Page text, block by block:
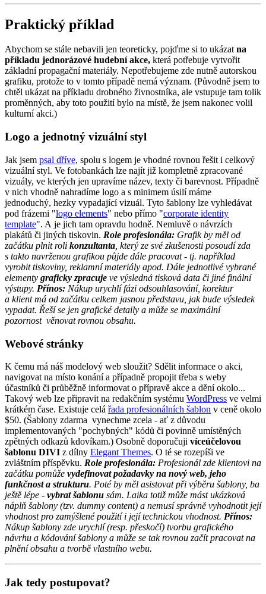
Praktický příklad
Abychom se stále nebavili jen teoreticky, pojďme si to ukázatna
příkladu jednorázové hudební akce, která potřebuje vytvořit
základní propagační materiály. Nepotřebujeme zde nutně autorskou
grafiku, protože to v tomto případě nemá význam. (Původně jsem to
chtěl ukázat na příkladu drobného živnostníka, ale vstupuje tam tolik
proměnných, aby toto použití bylo na místě, že jsem nakonec volil
kulturní akci.)
Logo a jednotný vizuální styl
Jak jsem psal dříve, spolu s logem je vhodné rovnou řešit i celkový
vizuální styl. Ve fotobankách lze najít již kompletně zpracované
vizuály, ve kterých jen upravíme název, texty či barevnost. Případně
v nich vhodně nahradíme logo a s minimem úsilí máme
jednoduchý, hezky vypadající vizuál. Tyto šablony lze vyhledávat
pod frázemi "logo elements" nebo přímo "corporate identity
template". A je jich tam opravdu hodně. Nemluvě o návrzích
plakátů či jiných tiskovin. Role profesionála: Grafik by měl od
začátku plnit roli konzultanta , který ze své zkušenosti posoudí zda
s takto navrženou grafikou půjde dále pracovat - tj. například
vyrobit tiskoviny, reklamní materiály apod. Dále jednotlivé vybrané
elementy graficky zpracuje ve výsledná tisková data či jiné finální
výstupy. Přínos: Nákup urychlí fázi odsouhlasování, korektur
a klient má od začátku celkem jasnou představu, jak bude výsledek
vypadat. Řeší se jen grafické detaily a může se maximální
pozornost věnovat rovnou obsahu.
Webové stránky
K čemu má náš modelový web sloužit? Sdělit informace o akci,
navigovat na místo konání a případně propojit třeba s weby
účastníků či průběžně informovat o přípravě akce a dění okolo...
Takový web lze připravit na redakčním systému WordPress ve velmi
krátkém čase. Existuje celá řada profesionálních šablon v ceně okolo
$50. (Šablony zdarma vynechme zcela - ať z důvodu
implementovaných "pochybných" kódů či povinně umístěných
zpětných odkazů kdovíkam.) Osobně doporučuji víceúčelovou
šablonu DIVI z dílny Elegant Themes. O té se rozepíši ve
zvláštním příspěvku. Role profesionála: Profesionál zde klientovi na
začátku pomůže vydefinovat požadavky na nový web, jeho
funkčnost a strukturu. Poté by měl asistovat při výběru šablony, ba
ještě lépe - vybrat šablonu sám. Laika totiž může mást ukázková
náplň šablony (tzv. dummy content) a nemusí správně vyhodnotit její
vhodnost pro zamýšlené použití i její technickou vhodnost. Přínos:
Nákup šablony zde urychlí (resp. přeskočí) tvorbu grafického
návrhu a kódování šablony a může se tak rovnou začít pracovat na
plnění obsahu a tvorbě vlastního webu.
Jak tedy postupovat?